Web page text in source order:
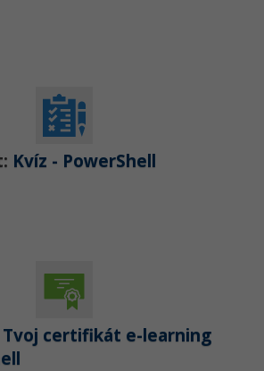
Kvíz - PowerShell
Tvoj certifikát e-learning